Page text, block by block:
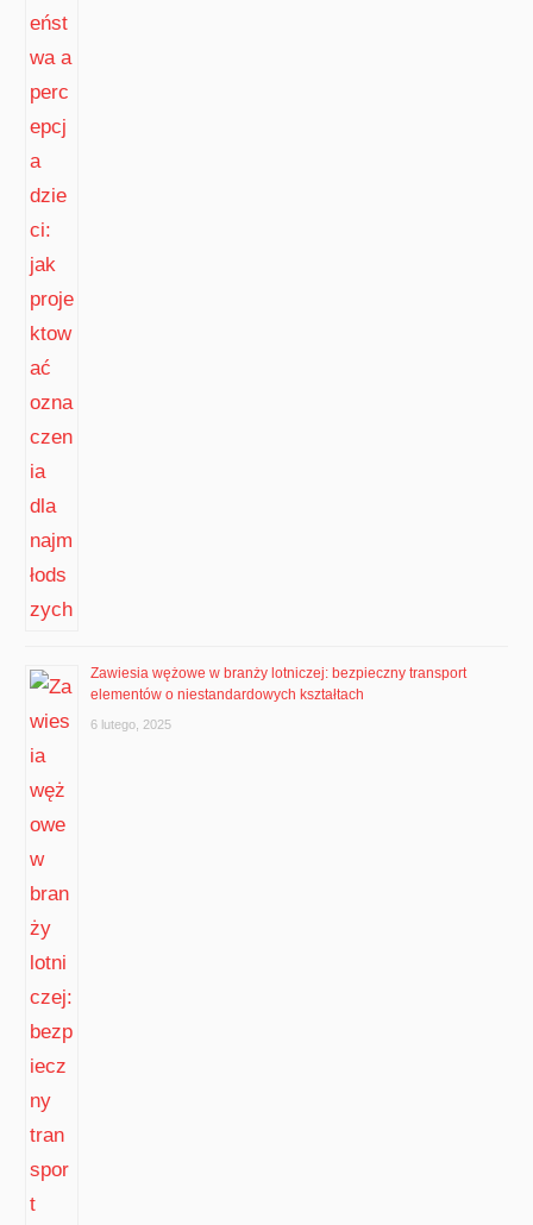
Zawiesia wężowe w branży lotniczej: bezpieczny transport
elementów o niestandardowych kształtach
6 lutego, 2025